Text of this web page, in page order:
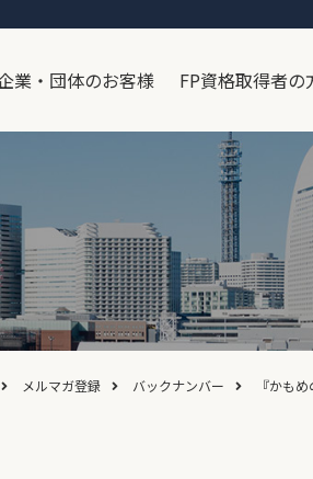
業・団体のお客様 FP資格取得者の
メルマガ登録 バックナンバー 『かも